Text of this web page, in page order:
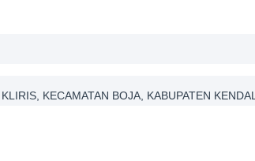
KECAMATAN BOJA, KABUPATEN KENDAL.